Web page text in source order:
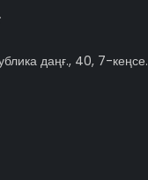
даңғ., 40, 7-кеңсе.